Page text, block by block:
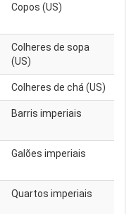
Copos (US)
Colheres de sopa
(US)
Colheres de chá (US)
Barris imperiais
Galões imperiais
Quartos imperiais